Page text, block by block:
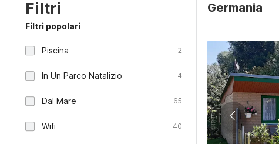
Filtri
Filtri popolari
Piscina 2
In Un Parco Natalizio 4
Dal Mare 65
Wifi 40
Germania